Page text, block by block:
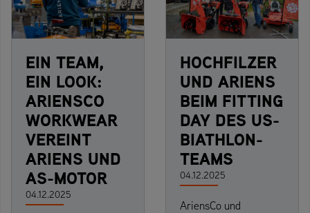
EIN TEAM,
EIN LOOK:
ARIENSCO
WORKWEAR
VEREINT
ARIENS UND
AS-MOTOR
04.12.2025
HOCHFILZER
UND ARIENS
BEIM FITTING
DAY DES US-
BIATHLON-
TEAMS
04.12.2025
AriensCo und